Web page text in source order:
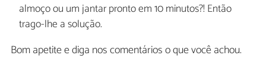
almoço ou um jantar pronto em 10 minutos?! Então
trago-lhe a solução.
Bom apetite e diga nos comentários o que você achou.